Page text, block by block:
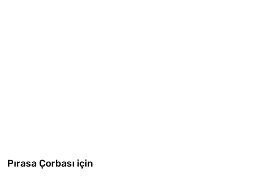
Pırasa Çorbası için